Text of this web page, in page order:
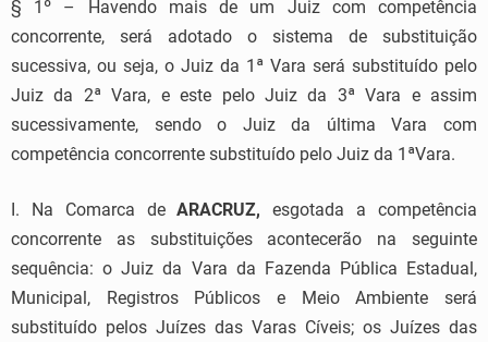
§ 1º – Havendo mais de um Juiz com competência
concorrente, será adotado o sistema de substituição
sucessiva, ou seja, o Juiz da 1ª Vara será substituído pelo
Juiz da 2ª Vara, e este pelo Juiz da 3ª Vara e assim
sucessivamente, sendo o Juiz da última Vara com
competência concorrente substituído pelo Juiz da 1ªVara.
I. Na Comarca deARACRUZ, esgotada a competência
concorrente as substituições acontecerão na seguinte
sequência: o Juiz da Vara da Fazenda Pública Estadual,
Municipal, Registros Públicos e Meio Ambiente será
substituído pelos Juízes das Varas Cíveis; os Juízes das